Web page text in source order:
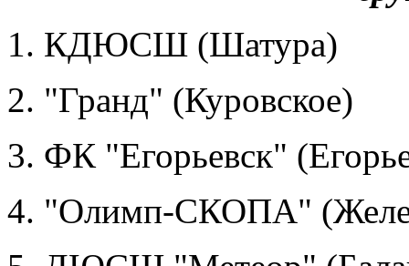
1. КДЮСШ (Шатура)
2. "Гранд" (Куровское)
3. ФК "Егорьевск"
4. "Олимп-СКОПА"